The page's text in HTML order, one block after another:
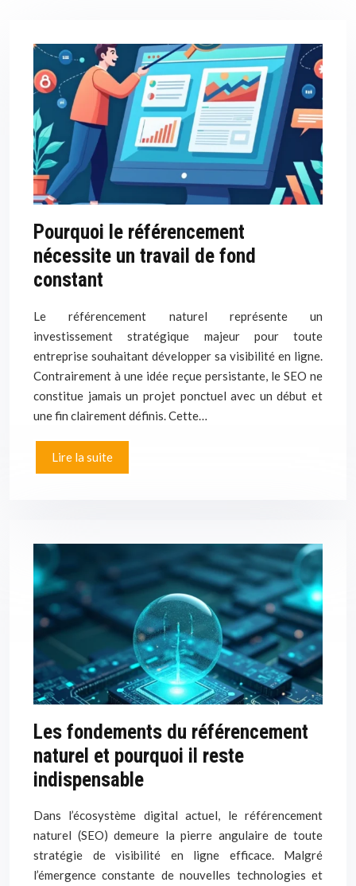
Pourquoi le référencement
nécessite un travail de fond
constant
Le référencement naturel représente un
investissement stratégique majeur pour toute
entreprise souhaitant développer sa visibilité en ligne.
Contrairement à une idée reçue persistante, le SEO ne
constitue jamais un projet ponctuel avec un début et
une fin clairement définis. Cette…
Lire la suite
Les fondements du référencement
naturel et pourquoi il reste
indispensable
Dans l’écosystème digital actuel, le référencement
naturel (SEO) demeure la pierre angulaire de toute
stratégie de visibilité en ligne efficace. Malgré
l’émergence constante de nouvelles technologies et